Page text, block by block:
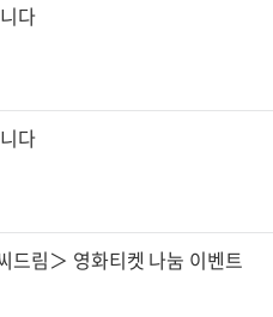
다
다
드림＞ 영화티켓 나눔 이벤트